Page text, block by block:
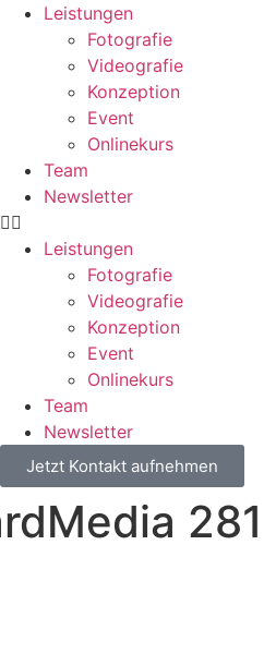
Leistungen
Fotografie
Videografie
Konzeption
Event
Onlinekurs
Team
Newsletter
Leistungen
Fotografie
Videografie
Konzeption
Event
Onlinekurs
Team
Newsletter
Jetzt Kontakt aufnehmen
281